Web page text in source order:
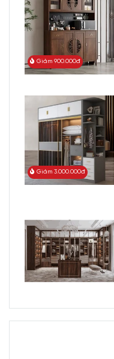
Giảm 900.000đ
Giảm 3.000.000đ